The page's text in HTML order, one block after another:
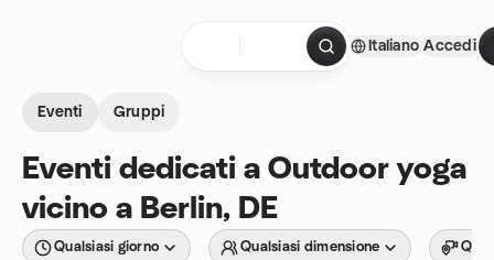
Italiano Accedi
Eventi Gruppi
Eventi dedicati a Outdoor yoga
vicino a Berlin, DE
Qualsiasi giorno Qualsiasi dimensione